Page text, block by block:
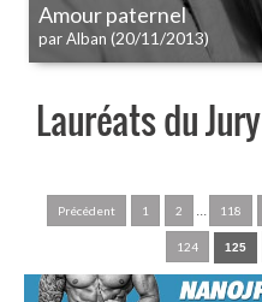
Amour paternel
par Alban (20/11/2013)
Lauréats du Jury
Précédent 1 2 ... 118
124 125